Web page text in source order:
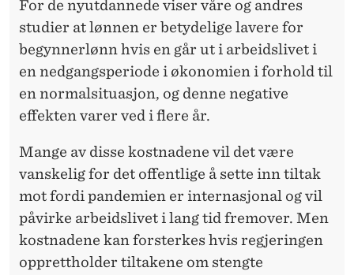
For de nyutdannede viser våre og andres
studier at lønnen er betydelige lavere for
begynnerlønn hvis en går ut i arbeidslivet i
en nedgangsperiode i økonomien i forhold til
en normalsituasjon, og denne negative
effekten varer ved i flere år.
Mange av disse kostnadene vil det være
vanskelig for det offentlige å sette inn tiltak
mot fordi pandemien er internasjonal og vil
påvirke arbeidslivet i lang tid fremover. Men
kostnadene kan forsterkes hvis regjeringen
opprettholder tiltakene om stengte